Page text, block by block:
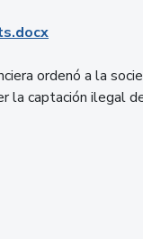
ordenó a la
la captación ilegal